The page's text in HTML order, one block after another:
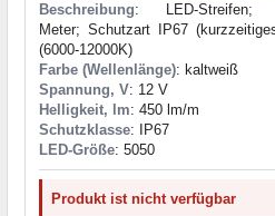
Beschreibung: LED-
Meter; Schutzart IP67
(6000-12000K)
Farbe (Wellenlänge): kaltweiß
Spannung, V: 12 V
Helligkeit, lm: 450 lm/m
Schutzklasse: IP67
LED-Größe: 5050
Produkt ist nicht verfügbar